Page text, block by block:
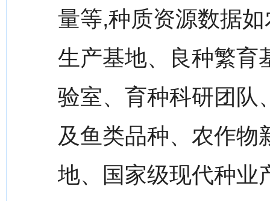
量等,种质资源数据
生产基地、良种繁育
验室、育种科研团队
及鱼类品种、农作物
地、国家级现代种业